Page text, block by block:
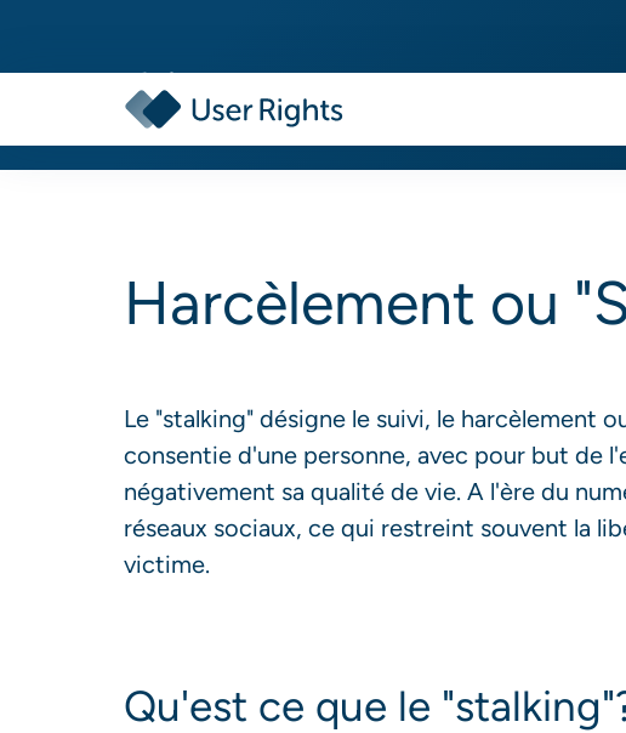
Harcèlement ou
Le "stalking" désigne le suivi, le harcèlement
consentie d'une personne, avec pour but de
négativement sa qualité de vie. A l'ère du
réseaux sociaux, ce qui restreint souvent la
victime.
Qu'est ce que le